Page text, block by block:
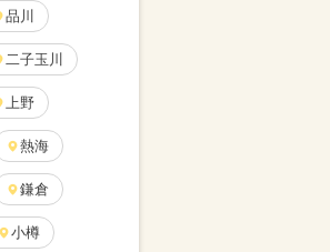
品川
二子玉川
上野
熱海
鎌倉
小樽